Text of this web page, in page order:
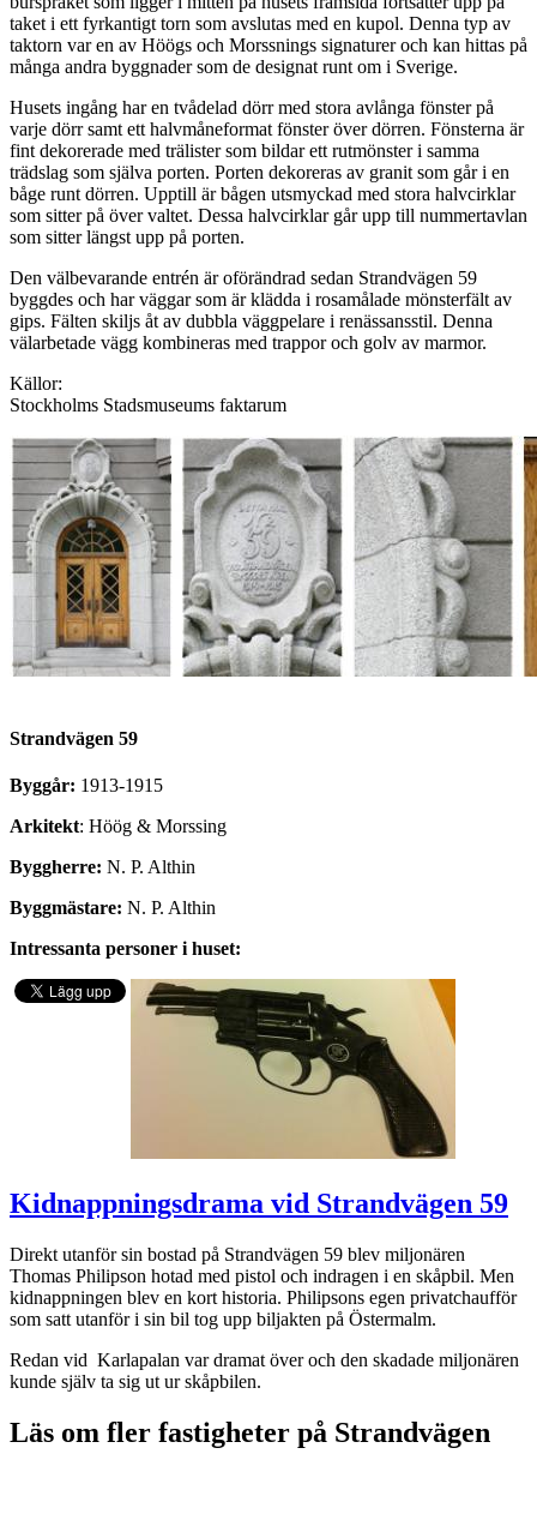
taket i ett fyrkantigt torn som avslutas med en kupol. Denna typ av
taktorn var en av Höögs och Morssnings signaturer och kan hittas på
många andra byggnader som de designat runt om i Sverige.
Husets ingång har en tvådelad dörr med stora avlånga fönster på
varje dörr samt ett halvmåneformat fönster över dörren. Fönsterna är
fint dekorerade med trälister som bildar ett rutmönster i samma
trädslag som själva porten. Porten dekoreras av granit som går i en
båge runt dörren. Upptill är bågen utsmyckad med stora halvcirklar
som sitter på över valtet. Dessa halvcirklar går upp till nummertavlan
som sitter längst upp på porten.
Den välbevarande entrén är oförändrad sedan Strandvägen 59
byggdes och har väggar som är klädda i rosamålade mönsterfält av
gips. Fälten skiljs åt av dubbla väggpelare i renässansstil. Denna
välarbetade vägg kombineras med trappor och golv av marmor.
Källor:
Stockholms Stadsmuseums faktarum
Strandvägen 59
Byggår: 1913-1915
Arkitekt: Höög & Morssing
Byggherre: N. P. Althin
Byggmästare: N. P. Althin
Intressanta personer i huset:
Kidnappningsdrama vid Strandvägen 59
Direkt utanför sin bostad på Strandvägen 59 blev miljonären
Thomas Philipson hotad med pistol och indragen i en skåpbil. Men
kidnappningen blev en kort historia. Philipsons egen privatchaufför
som satt utanför i sin bil tog upp biljakten på Östermalm.
Redan vid Karlapalan var dramat över och den skadade miljonären
kunde själv ta sig ut ur skåpbilen.
Läs om fler fastigheter på Strandvägen